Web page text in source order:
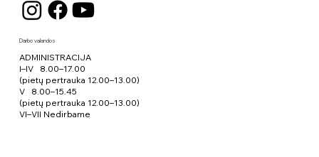
Darbo valandos
ADMINISTRACIJA
I–IV 8.00–17.00
(pietų pertrauka 12.00–13.00)
V 8.00–15.45
(pietų pertrauka 12.00–13.00)
VI–VII Nedirbame